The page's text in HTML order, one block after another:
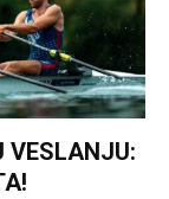
VESLANJU: